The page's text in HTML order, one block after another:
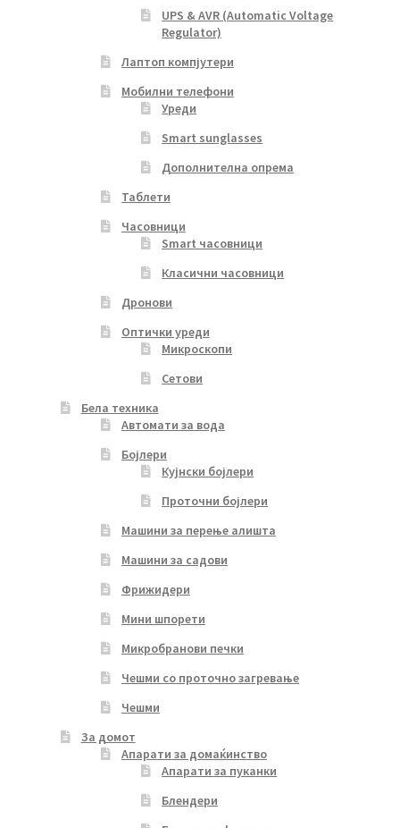
UPS & AVR (Automatic Voltage
Regulator)
Лаптоп компјутери
Мобилни телефони
Уреди
Smart sunglasses
Дополнителна опрема
Таблети
Часовници
Smart часовници
Класични часовници
Дронови
Оптички уреди
Микроскопи
Сетови
Бела техника
Автомати за вода
Бојлери
Кујнски бојлери
Проточни бојлери
Машини за перење алишта
Машини за садови
Фрижидери
Мини шпорети
Микробранови печки
Чешми со проточно загревање
Чешми
За домот
Апарати за домаќинство
Апарати за пуканки
Блендери